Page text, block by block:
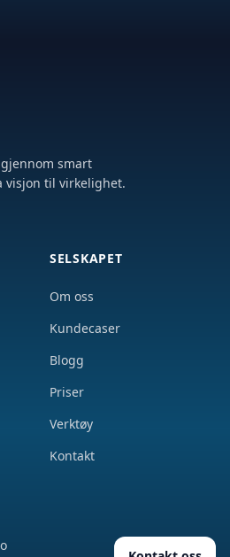
smart
visjon til virkelighet.
SELSKAPET
Om oss
Kundecaser
Blogg
Priser
Verktøy
Kontakt